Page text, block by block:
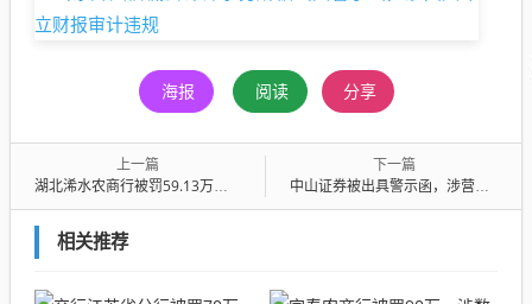
海报 阅读 分享
上一篇
湖北浠水农商行被罚59.13万，涉多项金融违规
下一篇
中山证券被出具警示函，涉营销宣传不规范等
相关推荐